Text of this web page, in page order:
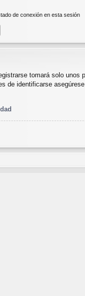
de conexión en esta sesión
tomará solo
de identificarse